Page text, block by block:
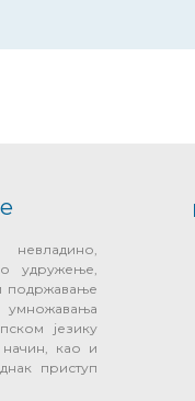
удружење,
подржавање
језику
као и
приступ